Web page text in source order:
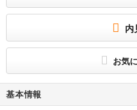
内
お気
基本情報